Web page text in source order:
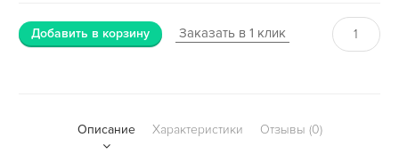
Добавить в корзину Заказать в 1 клик
Описание Характеристики Отзывы (0)